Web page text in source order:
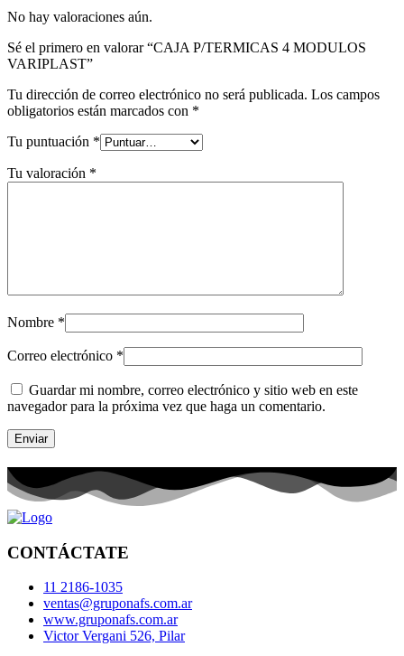
No hay valoraciones aún.
Sé el primero en valorar “CAJA P/TERMICAS 4 MODULOS
VARIPLAST”
Tu dirección de correo electrónico no será publicada. Los campos
obligatorios están marcados con *
Tu puntuación *
Tu valoración *
Nombre *
Correo electrónico *
Guardar mi nombre, correo electrónico y sitio web en este
navegador para la próxima vez que haga un comentario.
CONTÁCTATE
11 2186-1035
ventas@gruponafs.com.ar
www.gruponafs.com.ar
Victor Vergani 526, Pilar